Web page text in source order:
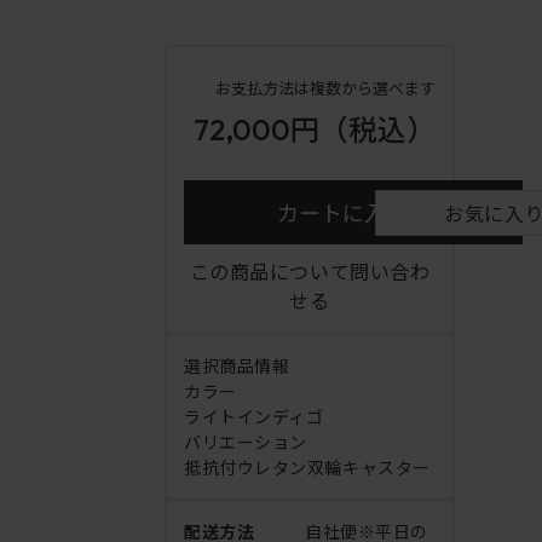
お支払方法は複数から選べます
72,000円 （税込）
カートに入れる お気に入
この商品について問い合わ
せる
選択商品情報
カラー
ライトインディゴ
バリエーション
抵抗付ウレタン双輪キャスター
配送方法
自社便※平日の